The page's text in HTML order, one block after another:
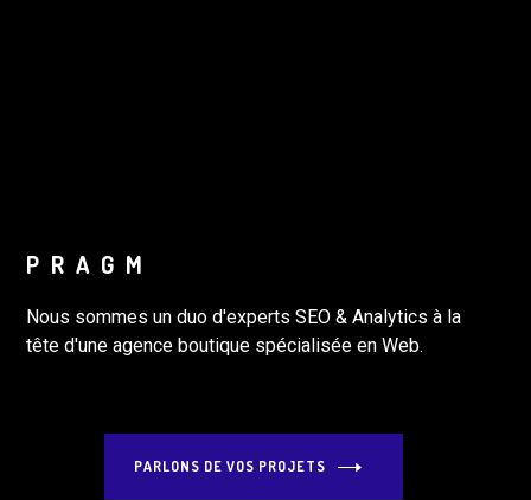
PRAGM
Nous sommes un duo d'experts SEO & Analytics à la
tête d'une agence boutique spécialisée en Web.
PARLONS DE VOS PROJETS